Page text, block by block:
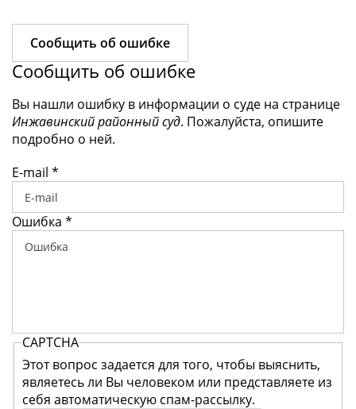
Сообщить об ошибке
Сообщить об ошибке
Вы нашли ошибку в информации о суде на странице
Инжавинский районный суд. Пожалуйста, опишите
подробно о ней.
E-mail *
Ошибка *
CAPTCHA
Этот вопрос задается для того, чтобы выяснить,
являетесь ли Вы человеком или представляете из
себя автоматическую спам-рассылку.